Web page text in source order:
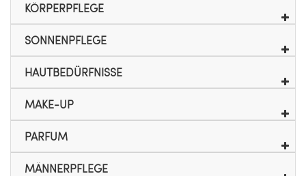
KÖRPERPFLEGE
SONNENPFLEGE
HAUTBEDÜRFNISSE
MAKE-UP
PARFUM
MÄNNERPFLEGE